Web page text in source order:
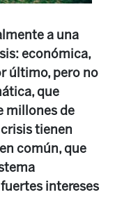
a una
económica,
último, pero no
que
millones de
tienen
común, que
intereses